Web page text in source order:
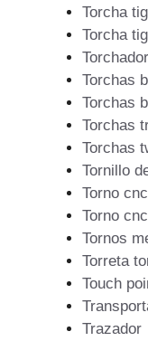
Torcha
Torcha
Torchas
Torchas
Torchas
Torchas
Tornillo
Torno
Torno
Tornos
Torreta
Touch
Trazador